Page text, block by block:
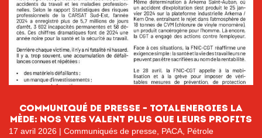
Communiqué de Presse – TotalEnergies La
Mède: Nos vies valent plus que leurs profits
17 avril 2026 | Communiqués de presse PACA Pétrole